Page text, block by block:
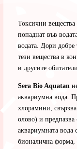
Токсични
попаднат във
водата. Дори добре
тези вещества в
и другите
Sera Bio Aquatan
аквариумна вода.
хлорамини,
олово) и
аквариумната вода
бионалична форма,